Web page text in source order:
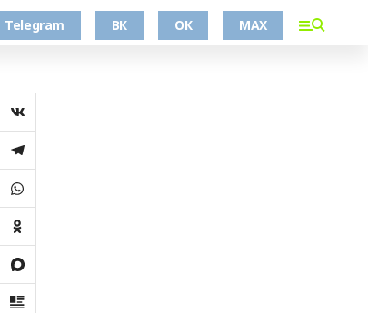
Telegram ВК ОК MAX